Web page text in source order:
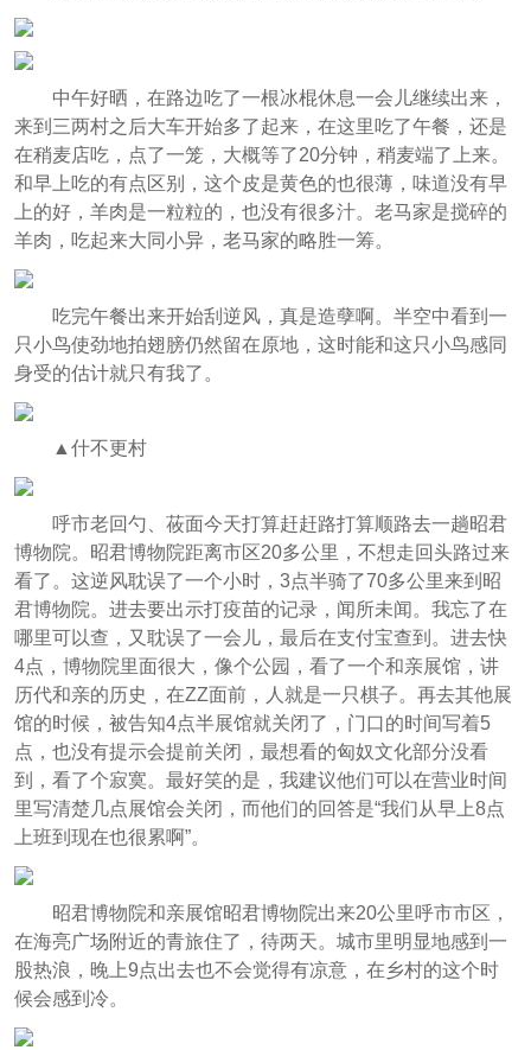
中午好晒，在路边吃了一根冰棍休息一会儿继续出来，
来到三两村之后大车开始多了起来，在这里吃了午餐，还是
在稍麦店吃，点了一笼，大概等了20分钟，稍麦端了上来。
和早上吃的有点区别，这个皮是黄色的也很薄，味道没有早
上的好，羊肉是一粒粒的，也没有很多汁。老马家是搅碎的
羊肉，吃起来大同小异，老马家的略胜一筹。
吃完午餐出来开始刮逆风，真是造孽啊。半空中看到一
只小鸟使劲地拍翅膀仍然留在原地，这时能和这只小鸟感同
身受的估计就只有我了。
▲什不更村
呼市老回勺、莜面今天打算赶赶路打算顺路去一趟昭君
博物院。昭君博物院距离市区20多公里，不想走回头路过来
看了。这逆风耽误了一个小时，3点半骑了70多公里来到昭
君博物院。进去要出示打疫苗的记录，闻所未闻。我忘了在
哪里可以查，又耽误了一会儿，最后在支付宝查到。进去快
4点，博物院里面很大，像个公园，看了一个和亲展馆，讲
历代和亲的历史，在ZZ面前，人就是一只棋子。再去其他展
馆的时候，被告知4点半展馆就关闭了，门口的时间写着5
点，也没有提示会提前关闭，最想看的匈奴文化部分没看
到，看了个寂寞。最好笑的是，我建议他们可以在营业时间
里写清楚几点展馆会关闭，而他们的回答是“我们从早上8点
上班到现在也很累啊”。
昭君博物院和亲展馆昭君博物院出来20公里呼市市区，
在海亮广场附近的青旅住了，待两天。城市里明显地感到一
股热浪，晚上9点出去也不会觉得有凉意，在乡村的这个时
候会感到冷。